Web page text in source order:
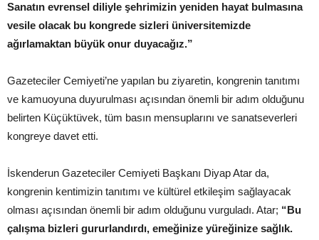
Sanatın evrensel diliyle şehrimizin yeniden hayat bulmasına
vesile olacak bu kongrede sizleri üniversitemizde
ağırlamaktan büyük onur duyacağız.”
Gazeteciler Cemiyeti’ne yapılan bu ziyaretin, kongrenin tanıtımı
ve kamuoyuna duyurulması açısından önemli bir adım olduğunu
belirten Küçüktüvek, tüm basın mensuplarını ve sanatseverleri
kongreye davet etti.
İskenderun Gazeteciler Cemiyeti Başkanı Diyap Atar da,
kongrenin kentimizin tanıtımı ve kültürel etkileşim sağlayacak
olması açısından önemli bir adım olduğunu vurguladı. Atar; “Bu
çalışma bizleri gururlandırdı, emeğinize yüreğinize sağlık.